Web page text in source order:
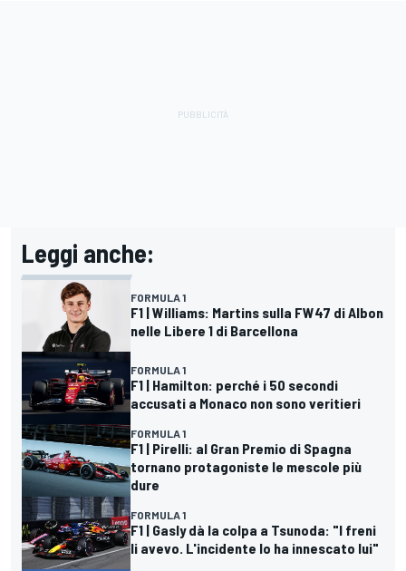
Leggi anche:
FORMULA 1
F1 | Williams: Martins sulla FW47 di Albon
nelle Libere 1 di Barcellona
FORMULA 1
F1 | Hamilton: perché i 50 secondi
accusati a Monaco non sono veritieri
FORMULA 1
F1 | Pirelli: al Gran Premio di Spagna
tornano protagoniste le mescole più
dure
FORMULA 1
F1 | Gasly dà la colpa a Tsunoda: "I freni
li avevo. L'incidente lo ha innescato lui"